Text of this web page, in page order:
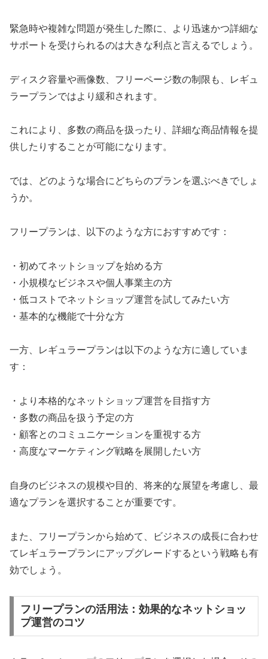
緊急時や複雑な問題が発生した際に、より迅速かつ詳細な
サポートを受けられるのは大きな利点と言えるでしょう。
ディスク容量や画像数、フリーページ数の制限も、レギュ
ラープランではより緩和されます。
これにより、多数の商品を扱ったり、詳細な商品情報を提
供したりすることが可能になります。
では、どのような場合にどちらのプランを選ぶべきでしょ
うか。
フリープランは、以下のような方におすすめです：
・初めてネットショップを始める方
・小規模なビジネスや個人事業主の方
・低コストでネットショップ運営を試してみたい方
・基本的な機能で十分な方
一方、レギュラープランは以下のような方に適していま
す：
・より本格的なネットショップ運営を目指す方
・多数の商品を扱う予定の方
・顧客とのコミュニケーションを重視する方
・高度なマーケティング戦略を展開したい方
自身のビジネスの規模や目的、将来的な展望を考慮し、最
適なプランを選択することが重要です。
また、フリープランから始めて、ビジネスの成長に合わせ
てレギュラープランにアップグレードするという戦略も有
効でしょう。
フリープランの活用法：効果的なネットショッ
プ運営のコツ